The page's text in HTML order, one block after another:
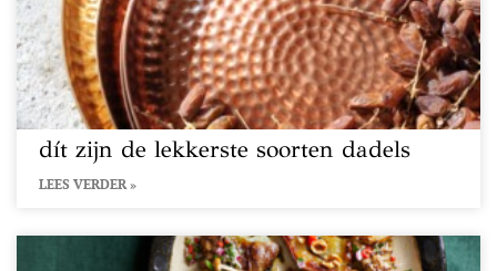
dít zijn de lekkerste soorten dadels
LEES VERDER »